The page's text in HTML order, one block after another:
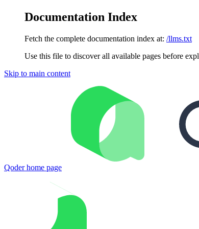
Documentation Index
Fetch the complete documentation index at: /llms.txt
Use this file to discover all available pages before
Skip to main content
Qoderhome page